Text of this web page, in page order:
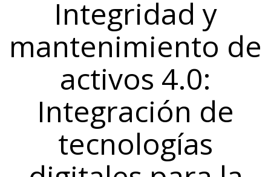
Integridad y
mantenimiento de
activos 4.0:
Integración de
tecnologías